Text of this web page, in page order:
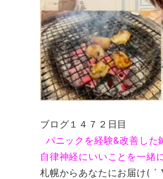
ブログ１４７２日目
パニックを経験&改善した
自律神経にいいことを一緒
札幌からあなたにお届け(